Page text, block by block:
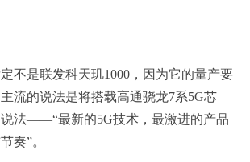
不是联发科天玑1000，因为它的量产要
流的说法是将搭载高通骁龙7系5G芯
说法——“最新的5G技术，最激进的产品
奏”。